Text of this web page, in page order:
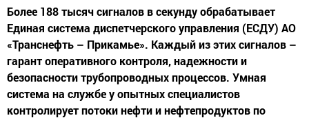
Более 188 тысяч сигналов в секунду обрабатывает
Единая система диспетчерского управления (ЕСДУ) АО
«Транснефть – Прикамье». Каждый из этих сигналов –
гарант оперативного контроля, надежности и
безопасности трубопроводных процессов. Умная
система на службе у опытных специалистов
контролирует потоки нефти и нефтепродуктов по